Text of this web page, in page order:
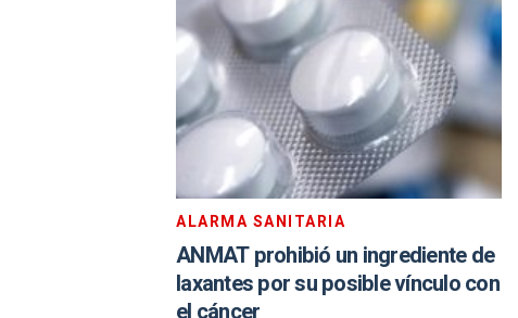
ALARMA SANITARIA
ANMAT prohibió un ingrediente de
laxantes por su posible vínculo con